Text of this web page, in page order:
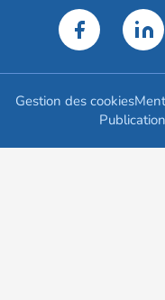
Gestion des cookies